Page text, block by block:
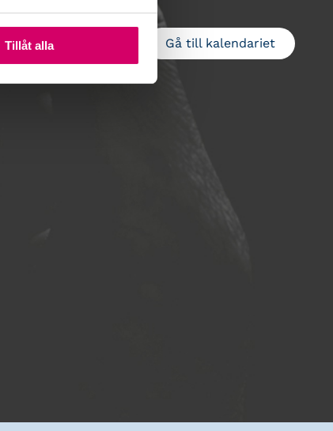
Tillåt alla Gå till kalendariet
Lägg till i kalender